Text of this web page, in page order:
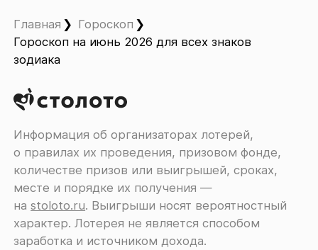
Главная
Гороскоп
Гороскоп на июнь 2026 для всех знаков
зодиака
Информация об организаторах лотерей,
о правилах их проведения, призовом фонде,
количестве призов или выигрышей, сроках,
месте и порядке их получения ―
наstoloto.ru. Выигрыши носят вероятностный
характер. Лотерея не является способом
заработка и источником дохода.